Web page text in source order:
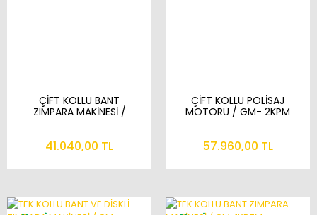
ÇİFT KOLLU BANT
ZIMPARA MAKİNESİ /
41.040,00 TL
ÇİFT KOLLU POLİSAJ
MOTORU / GM- 2KPM
57.960,00 TL